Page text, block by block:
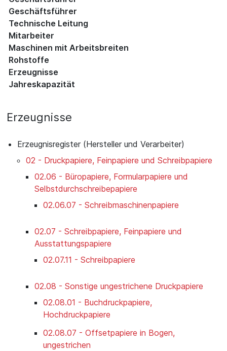
Geschäftsführer
Technische Leitung
Mitarbeiter
Maschinen mit Arbeitsbreiten
Rohstoffe
Erzeugnisse
Jahreskapazität
Erzeugnisse
Erzeugnisregister (Hersteller und Verarbeiter)
02 - Druckpapiere, Feinpapiere und Schreibpapiere
02.06 - Büropapiere, Formularpapiere und
Selbstdurchschreibepapiere
02.06.07 - Schreibmaschinenpapiere
02.07 - Schreibpapiere, Feinpapiere und
Ausstattungspapiere
02.07.11 - Schreibpapiere
02.08 - Sonstige ungestrichene Druckpapiere
02.08.01 - Buchdruckpapiere,
Hochdruckpapiere
02.08.07 - Offsetpapiere in Bogen,
ungestrichen